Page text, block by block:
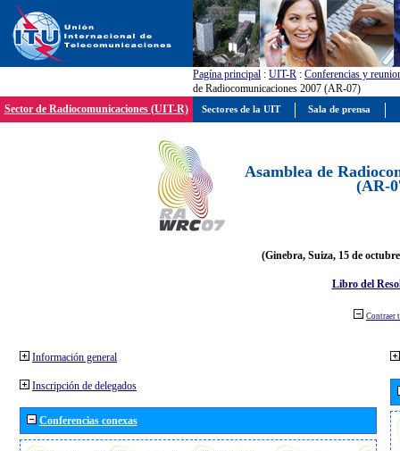
Pagína principal : UIT-R : Conferencias y
de Radiocomunicaciones 2007 (AR-07)
Sector de Radiocomunicaciones (UIT-R)
Asamblea de
(AR-
(Ginebra, Suiza, 15 de
Libro del
Contraer
Información general
Inscripción de delegados
Conferencias conexas
Sectores de la UIT Sala de prensa